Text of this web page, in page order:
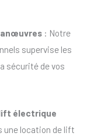
: Notre
supervise les
sécurité de vos
électrique
une location de lift